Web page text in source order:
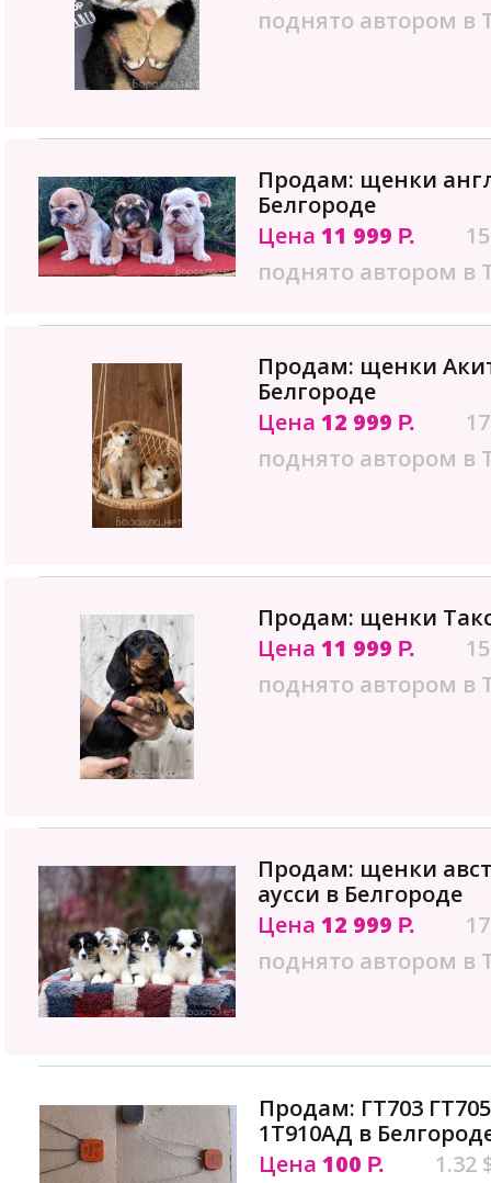
поднято автором в
Продам: щенки
Белгороде
Цена 11 999 Р.
поднято автором в
Продам: щенки
Белгороде
Цена 12 999 Р.
поднято автором в
Продам: щенки
Цена 11 999 Р.
поднято автором в
Продам: щенки
аусси в Белгороде
Цена 12 999 Р.
поднято автором в
Продам: ГТ703
1Т910АД в
Цена 100 Р.
1.32